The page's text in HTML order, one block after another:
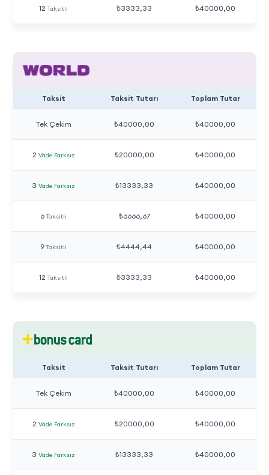
12Taksitli ₺3333,33 ₺40000,00
Taksit Taksit Tutarı Toplam Tutar
Tek Çekim ₺40000,00 ₺40000,00
2 Vade Farksız ₺20000,00 ₺40000,00
3Vade Farksız ₺13333,33 ₺40000,00
6Taksitli ₺6666,67 ₺40000,00
9Taksitli ₺4444,44 ₺40000,00
12Taksitli ₺3333,33 ₺40000,00
Taksit Taksit Tutarı Toplam Tutar
Tek Çekim ₺40000,00 ₺40000,00
2 Vade Farksız ₺20000,00 ₺40000,00
3Vade Farksız ₺13333,33 ₺40000,00